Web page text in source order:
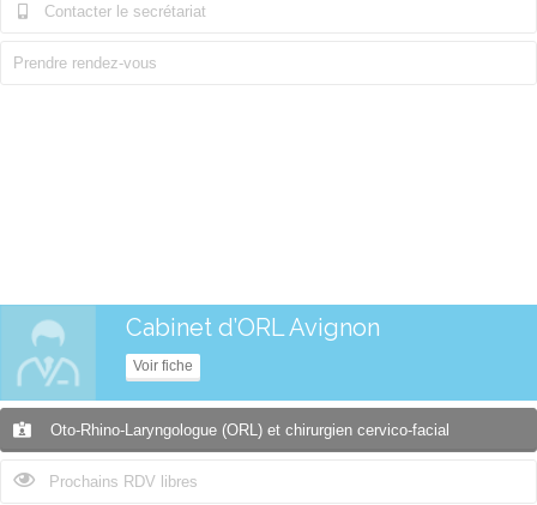
Contacter le secrétariat
Prendre rendez-vous
Cabinet d’ORL Avignon
Voir fiche
Oto-Rhino-Laryngologue (ORL) et chirurgien cervico-facial
Prochains RDV libres